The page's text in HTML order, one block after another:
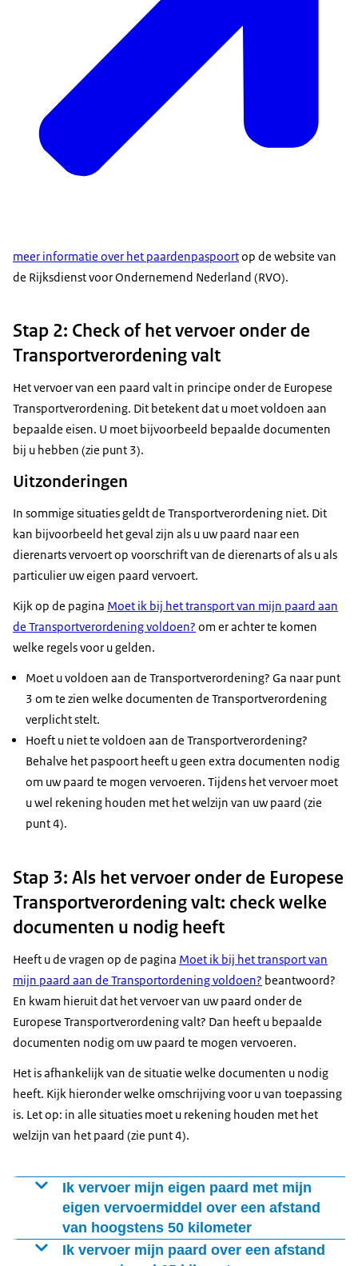
meer informatie over het paardenpaspoortop de website van
de Rijksdienst voor Ondernemend Nederland (RVO).
Stap 2: Check of het vervoer onder de
Transportverordening valt
Het vervoer van een paard valt in principe onder de Europese
Transportverordening. Dit betekent dat u moet voldoen aan
bepaalde eisen. U moet bijvoorbeeld bepaalde documenten
bij u hebben (zie punt 3).
Uitzonderingen
In sommige situaties geldt de Transportverordening niet. Dit
kan bijvoorbeeld het geval zijn als u uw paard naar een
dierenarts vervoert op voorschrift van de dierenarts of als u als
particulier uw eigen paard vervoert.
Kijk op de pagina Moet ik bij het transport van mijn paard aan
de Transportverordening voldoen? om er achter te komen
welke regels voor u gelden.
Moet u voldoen aan de Transportverordening? Ga naar punt
3 om te zien welke documenten de Transportverordening
verplicht stelt.
Hoeft u niet te voldoen aan de Transportverordening?
Behalve het paspoort heeft u geen extra documenten nodig
om uw paard te mogen vervoeren. Tijdens het vervoer moet
u wel rekening houden met het welzijn van uw paard (zie
punt 4).
Stap 3: Als het vervoer onder de Europese
Transportverordening valt: check welke
documenten u nodig heeft
Heeft u de vragen op de pagina Moet ik bij het transport van
mijn paard aan de Transportordening voldoen? beantwoord?
En kwam hieruit dat het vervoer van uw paard onder de
Europese Transportverordening valt? Dan heeft u bepaalde
documenten nodig om uw paard te mogen vervoeren.
Het is afhankelijk van de situatie welke documenten u nodig
heeft. Kijk hieronder welke omschrijving voor u van toepassing
is. Let op: in alle situaties moet u rekening houden met het
welzijn van het paard (zie punt 4).
Ik vervoer mijn eigen paard met mijn
eigen vervoermiddel over een afstand
van hoogstens 50 kilometer
In deze situatie is de Transportverordening beperkt
Ik vervoer mijn paard over een afstand